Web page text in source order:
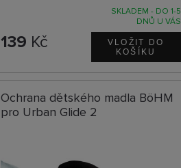
SKLADEM - DO 1-5
DNŮ U VÁS
139 Kč
Ochrana dětského madla BöHM
pro Urban Glide 2